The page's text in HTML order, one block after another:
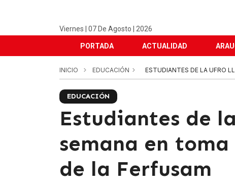
Viernes | 07 De Agosto | 2026
PORTADA ACTUALIDAD
INICIO EDUCACIÓN ESTUDIANTES DE LA UFRO
EDUCACIÓN
Estudiantes de
semana en
de la Ferfusam